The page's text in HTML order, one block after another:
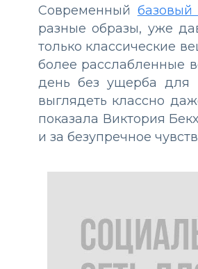
Современный базовый
разные образы, уже
только классические
более расслабленные
день без ущерба для
выглядеть классно
показала Виктория
и за безупречное